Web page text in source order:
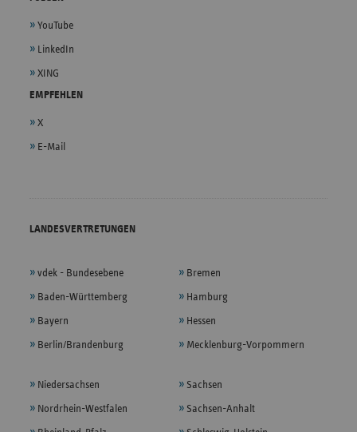
YouTube
LinkedIn
XING
EMPFEHLEN
X
E-Mail
LANDESVERTRETUNGEN
vdek - Bundesebene
Baden-Württemberg
Bayern
Berlin/Brandenburg
Bremen
Hamburg
Hessen
Mecklenburg-Vorpommern
Niedersachsen
Nordrhein-Westfalen
Sachsen
Sachsen-Anhalt